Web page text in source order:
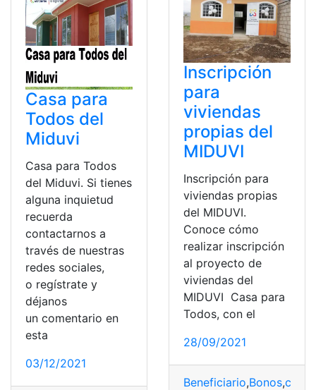
Casa para
Todos del
Miduvi
Casa para Todos
del Miduvi. Si tienes
alguna inquietud
recuerda
contactarnos a
través de nuestras
redes sociales,
o regístrate y
déjanos
un comentario en
esta
03/12/2021
Inscripción
para
viviendas
propias del
MIDUVI
Inscripción para
viviendas propias
del MIDUVI.
Conoce cómo
realizar inscripción
al proyecto de
viviendas del
MIDUVI Casa para
Todos, con el
28/09/2021
Beneficiario,Bonos,casa